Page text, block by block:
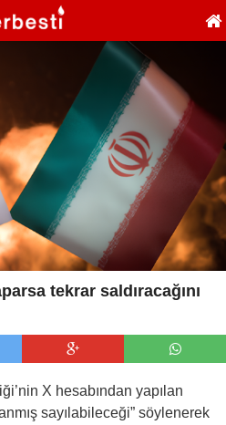
tekrar saldıracağını
X hesabından yapılan
sayılabileceği” söylenerek